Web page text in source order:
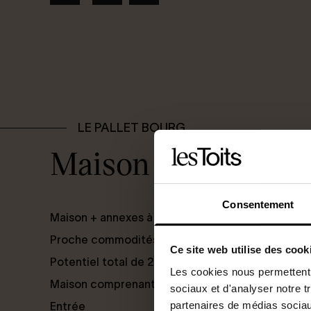
Consentement
Ce site web utilise des
Les cookies nous
sociaux et d'analyser notre
partenaires de médias
LE PALLET BOURG
Maison + annexes à
Maison + annexes à rénover
Proche commodités
Potentiel total de 260m²
Maison comprenant au rdc :
Entrée